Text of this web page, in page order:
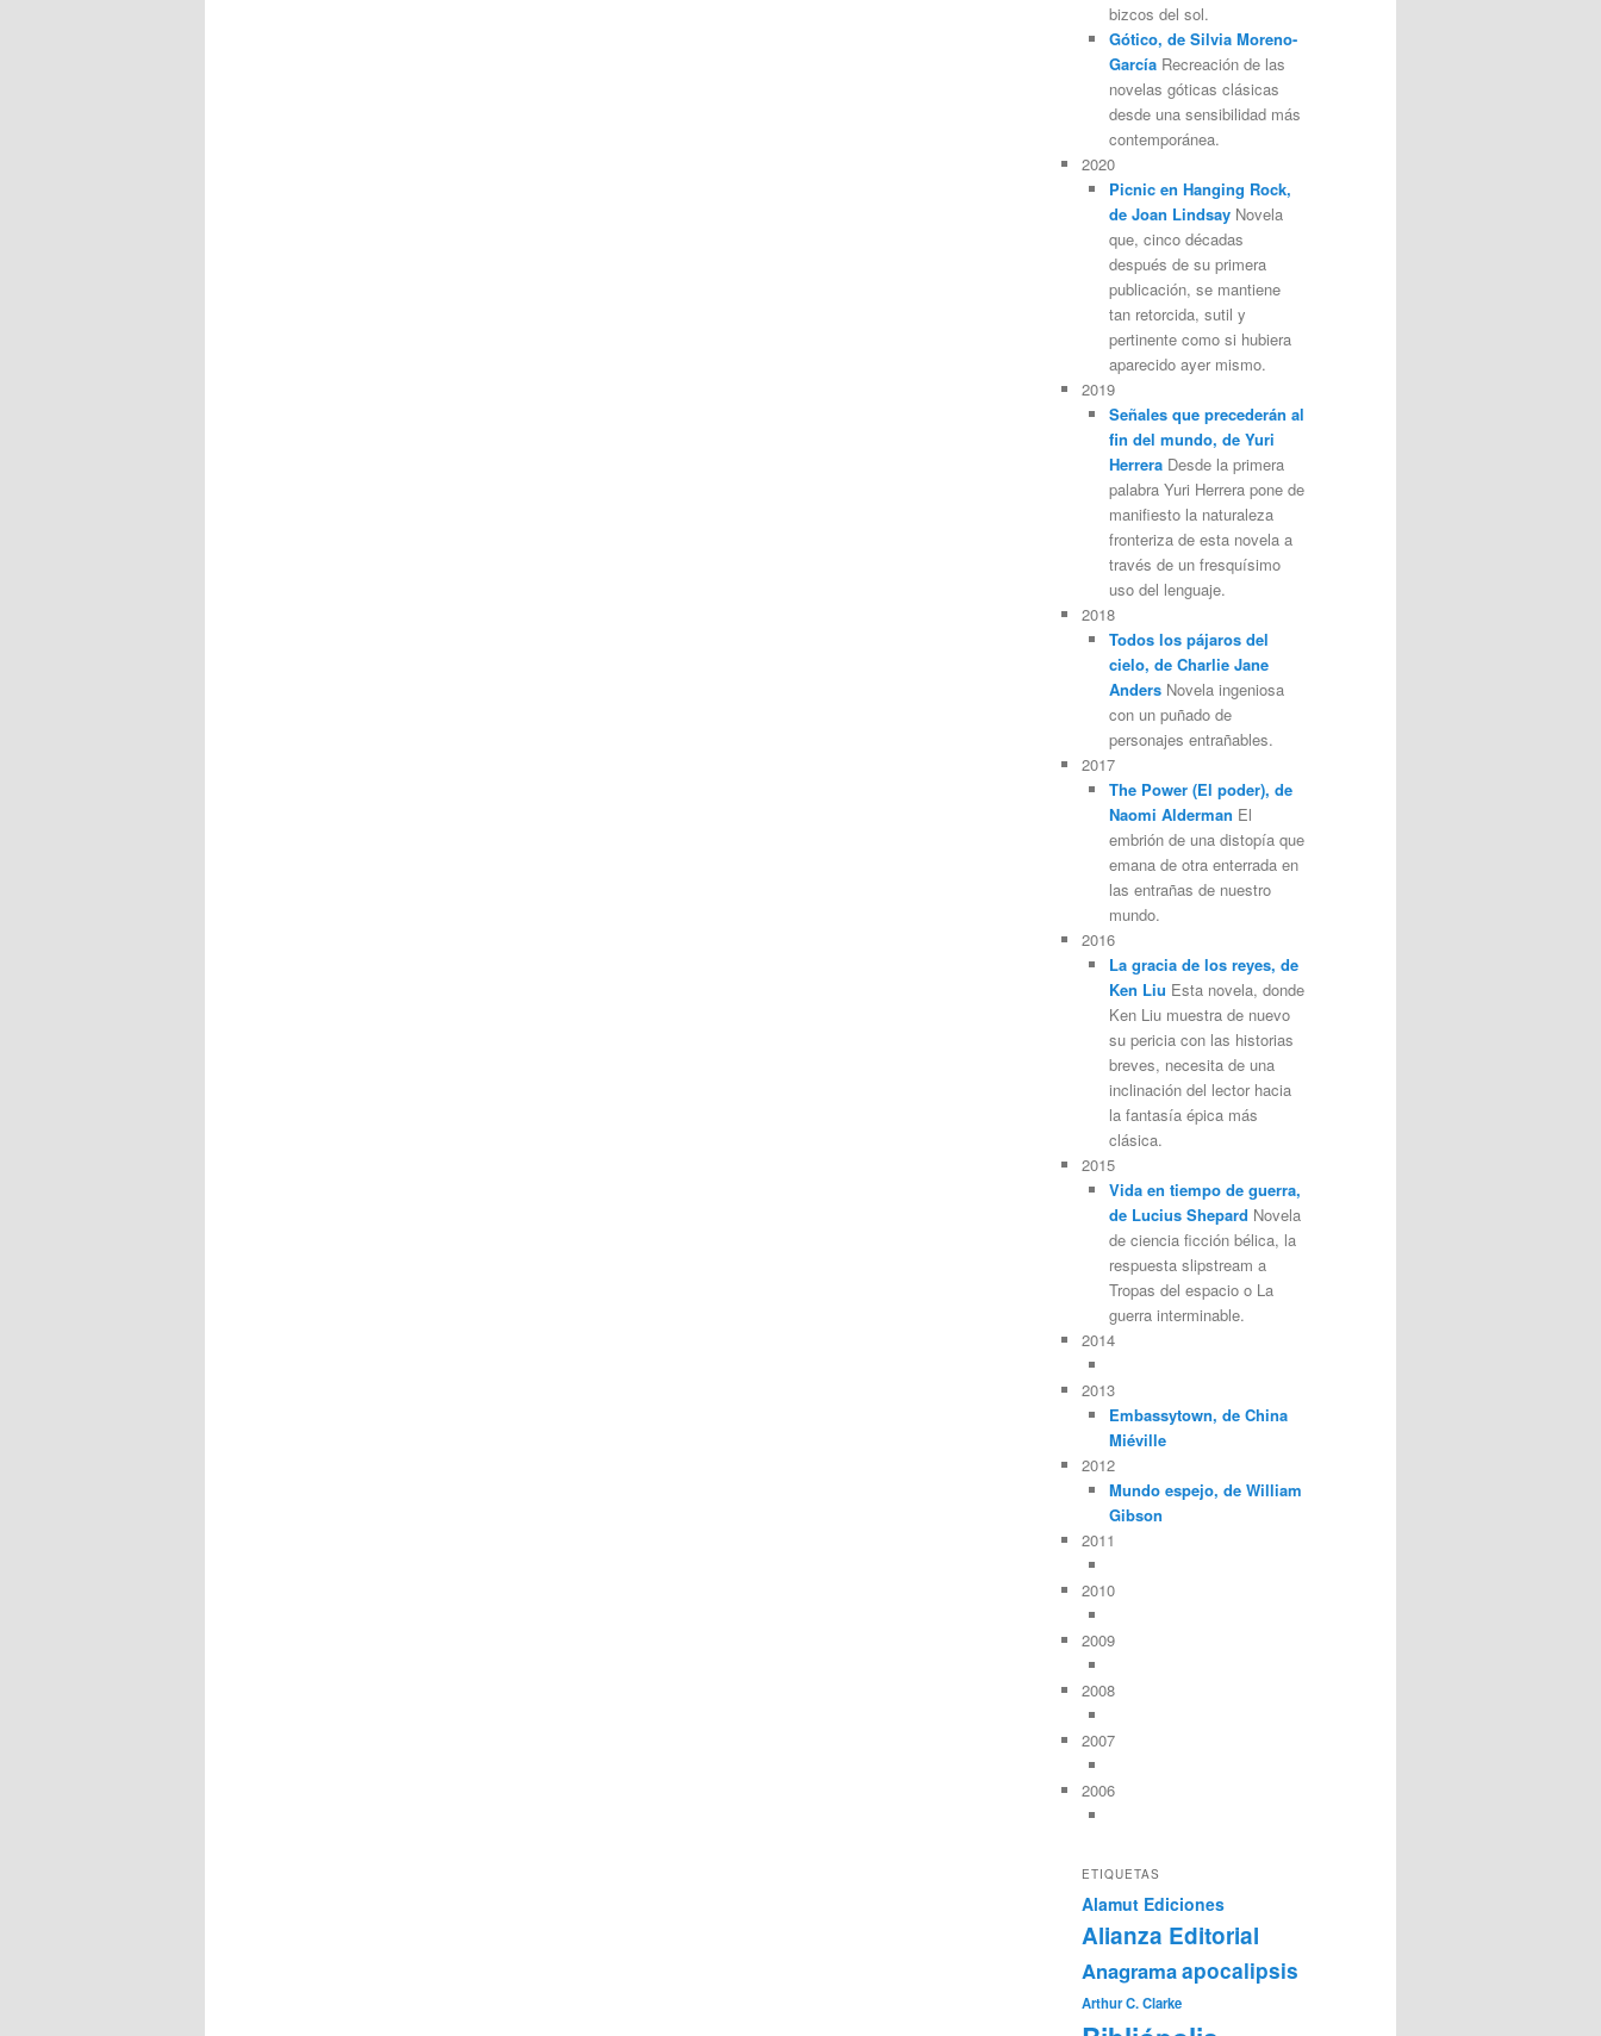
bizcos del sol.
Gótico, de Silvia Moreno-
GarcíaRecreación de las
novelas góticas clásicas
desde una sensibilidad más
contemporánea.
2020
Picnic en Hanging Rock,
de Joan LindsayNovela
que, cinco décadas
después de su primera
publicación, se mantiene
tan retorcida, sutil y
pertinente como si hubiera
aparecido ayer mismo.
2019
Señales que precederán al
fin del mundo, de Yuri
HerreraDesde la primera
palabra Yuri Herrera pone de
manifiesto la naturaleza
fronteriza de esta novela a
través de un fresquísimo
uso del lenguaje.
2018
Todos los pájaros del
cielo, de Charlie Jane
AndersNovela ingeniosa
con un puñado de
personajes entrañables.
2017
The Power (El poder), de
Naomi Alderman El
embrión de una distopía que
emana de otra enterrada en
las entrañas de nuestro
mundo.
2016
La gracia de los reyes, de
Ken Liu Esta novela, donde
Ken Liu muestra de nuevo
su pericia con las historias
breves, necesita de una
inclinación del lector hacia
la fantasía épica más
clásica.
2015
Vida en tiempo de guerra,
de Lucius Shepard Novela
de ciencia ficción bélica, la
respuesta slipstream a
Tropas del espacio o La
guerra interminable.
2014
2013
Embassytown, de China
Miéville
2012
Mundo espejo, de William
Gibson
2011
2010
2009
2008
2007
2006
ETIQUETAS
Alamut Ediciones
Alianza Editorial
Anagramaapocalipsis
Arthur C. Clarke